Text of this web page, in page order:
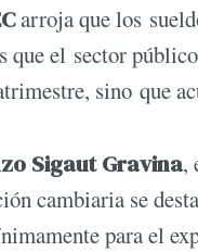
arroja que los
el sector
sino que
Sigaut Gravina,
cambiaria se
para el